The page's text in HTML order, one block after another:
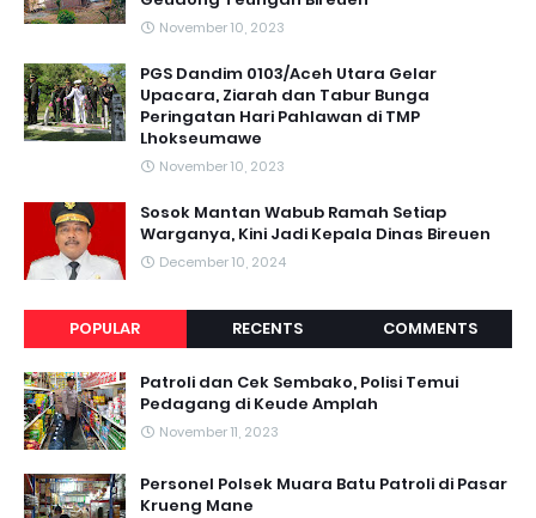
November 10, 2023
PGS Dandim 0103/Aceh Utara Gelar
Upacara, Ziarah dan Tabur Bunga
Peringatan Hari Pahlawan di TMP
Lhokseumawe
November 10, 2023
Sosok Mantan Wabub Ramah Setiap
Warganya, Kini Jadi Kepala Dinas Bireuen
December 10, 2024
POPULAR RECENTS COMMENTS
Patroli dan Cek Sembako, Polisi Temui
Pedagang di Keude Amplah
November 11, 2023
Personel Polsek Muara Batu Patroli di Pasar
Krueng Mane